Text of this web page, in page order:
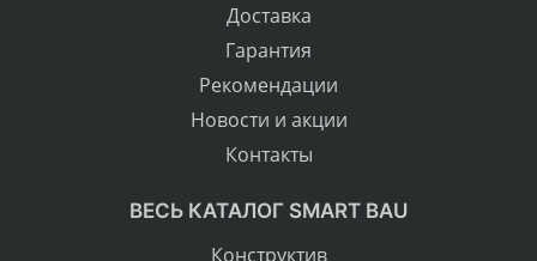
Доставка
Гарантия
Рекомендации
Новости и акции
Контакты
ВЕСЬ КАТАЛОГ SMART BAU
Конструктив